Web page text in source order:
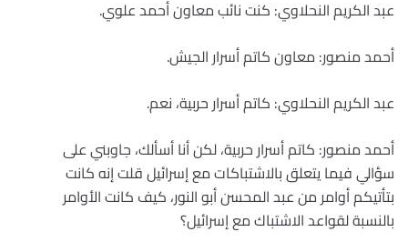
عبد الكريم النحلاوي: كنت نائب معاون أحمد علوي.
أحمد منصور: معاون كاتم أسرار الجيش.
عبد الكريم النحلاوي: كاتم أسرار حربية، نعم.
أحمد منصور: كاتم أسرار حربية، لكن أنا أسألك، جاوبني على
سؤالي فيما يتعلق بالاشتباكات مع إسرائيل قلت إنه كانت
بتأتيكم أوامر من عبد المحسن أبو النور، كيف كانت الأوامر
بالنسبة لقواعد الاشتباك مع إسرائيل؟